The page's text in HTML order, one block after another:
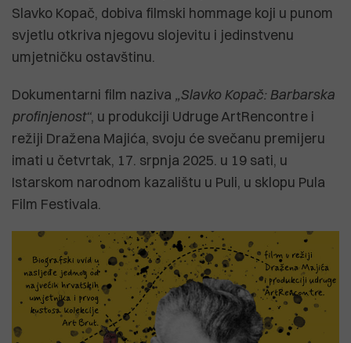
Slavko Kopač, dobiva filmski hommage koji u punom
svjetlu otkriva njegovu slojevitu i jedinstvenu
umjetničku ostavštinu.
Dokumentarni film naziva „Slavko Kopač: Barbarska
profinjenost“, u produkciji Udruge ArtRencontre i
režiji Dražena Majića, svoju će svečanu premijeru
imati u četvrtak, 17. srpnja 2025. u 19 sati, u
Istarskom narodnom kazalištu u Puli, u sklopu Pula
Film Festivala.